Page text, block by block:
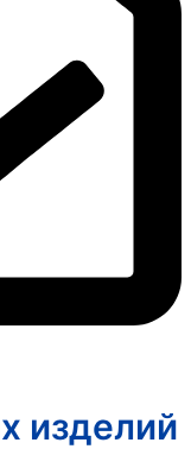
изделий